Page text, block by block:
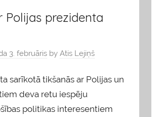
Polijas prezidenta
3. februāris by Atis Lejiņš
sarīkotā tikšanās ar Polijas un
deva retu iespēju
politikas interesentiem